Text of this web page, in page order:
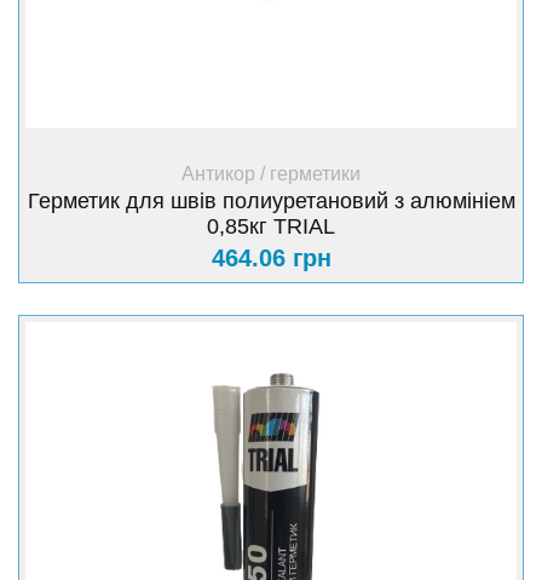
+ Купити
Антикор / герметики
Герметик для швів полиуретановий з алюмініем
0,85кг TRIAL
464.06 грн